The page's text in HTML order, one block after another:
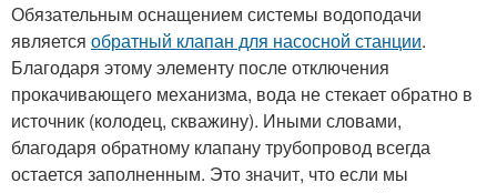
Обязательным оснащением системы водоподачи
является обратный клапан для насосной станции.
Благодаря этому элементу после отключения
прокачивающего механизма, вода не стекает обратно в
источник (колодец, скважину). Иными словами,
благодаря обратному клапану трубопровод всегда
остается заполненным. Это значит, что если мы